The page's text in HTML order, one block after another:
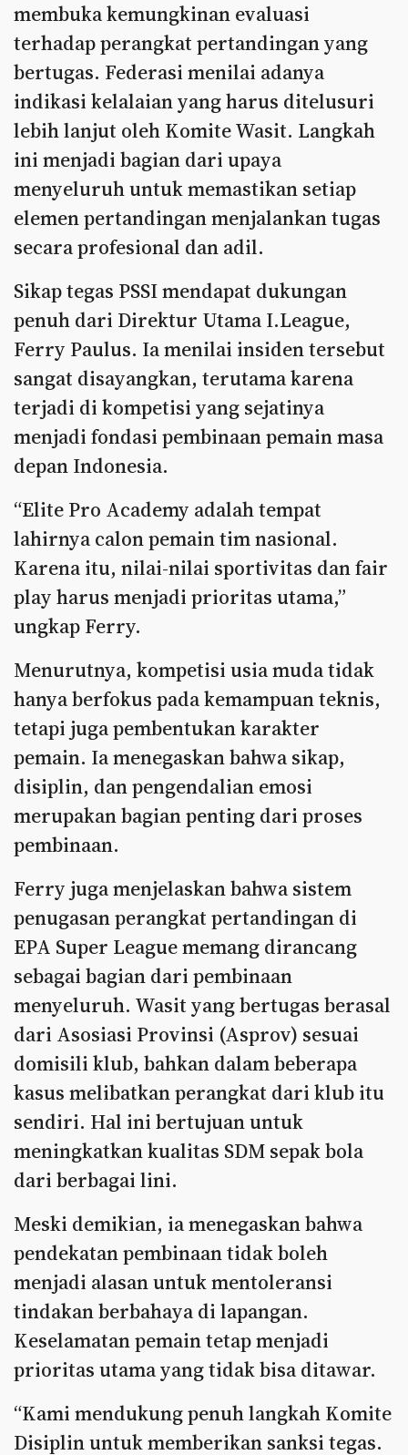
membuka kemungkinan evaluasi
terhadap perangkat pertandingan yang
bertugas. Federasi menilai adanya
indikasi kelalaian yang harus ditelusuri
lebih lanjut oleh Komite Wasit. Langkah
ini menjadi bagian dari upaya
menyeluruh untuk memastikan setiap
elemen pertandingan menjalankan tugas
secara profesional dan adil.
Sikap tegas PSSI mendapat dukungan
penuh dari Direktur Utama I.League,
Ferry Paulus. Ia menilai insiden tersebut
sangat disayangkan, terutama karena
terjadi di kompetisi yang sejatinya
menjadi fondasi pembinaan pemain masa
depan Indonesia.
“Elite Pro Academy adalah tempat
lahirnya calon pemain tim nasional.
Karena itu, nilai-nilai sportivitas dan fair
play harus menjadi prioritas utama,”
ungkap Ferry.
Menurutnya, kompetisi usia muda tidak
hanya berfokus pada kemampuan teknis,
tetapi juga pembentukan karakter
pemain. Ia menegaskan bahwa sikap,
disiplin, dan pengendalian emosi
merupakan bagian penting dari proses
pembinaan.
Ferry juga menjelaskan bahwa sistem
penugasan perangkat pertandingan di
EPA Super League memang dirancang
sebagai bagian dari pembinaan
menyeluruh. Wasit yang bertugas berasal
dari Asosiasi Provinsi (Asprov) sesuai
domisili klub, bahkan dalam beberapa
kasus melibatkan perangkat dari klub itu
sendiri. Hal ini bertujuan untuk
meningkatkan kualitas SDM sepak bola
dari berbagai lini.
Meski demikian, ia menegaskan bahwa
pendekatan pembinaan tidak boleh
menjadi alasan untuk mentoleransi
tindakan berbahaya di lapangan.
Keselamatan pemain tetap menjadi
prioritas utama yang tidak bisa ditawar.
“Kami mendukung penuh langkah Komite
Disiplin untuk memberikan sanksi tegas.